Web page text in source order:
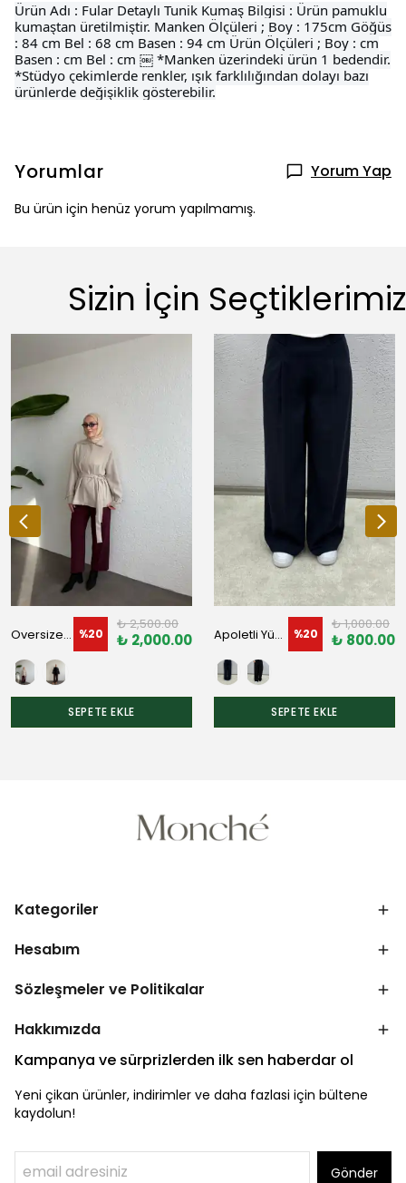
Ürün Adı : Fular Detaylı Tunik Kumaş Bilgisi : Ürün pamuklu
kumaştan üretilmiştir. Manken Ölçüleri ; Boy : 175cm Göğüs
: 84 cm Bel : 68 cm Basen : 94 cm Ürün Ölçüleri ; Boy : cm
Basen : cm Bel : cm ￼ *Manken üzerindeki ürün 1 bedendir.
*Stüdyo çekimlerde renkler, ışık farklılığından dolayı bazı
ürünlerde değişiklik gösterebilir.
Yorumlar Yorum Yap
Bu ürün için henüz yorum yapılmamış.
Sizin İçin Seçtiklerimiz
Oversize Kemer Detaylı Trençkot %20
₺ 2,500.00
₺ 2,000.00
SEPETE EKLE
Apoletli Yüksek Bel Pantolon %20
₺ 1,000.00
₺ 800.00
SEPETE EKLE
Kategoriler
Hesabım
Sözleşmeler ve Politikalar
Hakkımızda
Kampanya ve sürprizlerden ilk sen haberdar ol
Yeni çikan ürünler, indirimler ve daha fazlasi için bültene
kaydolun!
Gönder